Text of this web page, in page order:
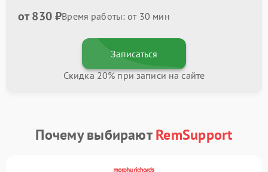
от 830 ₽Время работы: от 30 мин
Записаться
Скидка 20% при записи на сайте
Почему выбираютRemSupport